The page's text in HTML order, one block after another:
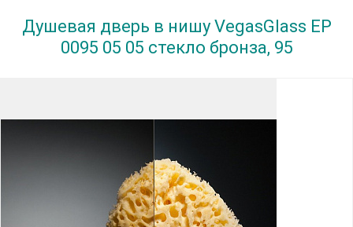
Душевая дверь в нишу VegasGlass EP
0095 05 05 стекло бронза, 95